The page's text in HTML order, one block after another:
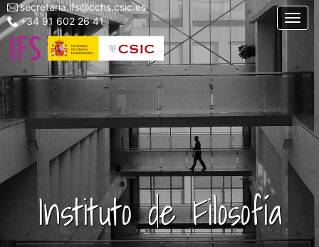
Pasar
al
contenido
principal
Menu
top
left
ifs
secretaria.ifs@cchs.csic.es
+34 91 602 26 41
Instituto de Filosofía